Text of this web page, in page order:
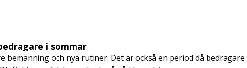
i sommar
bemanning och nya rutiner. Det är också en period då bedragare